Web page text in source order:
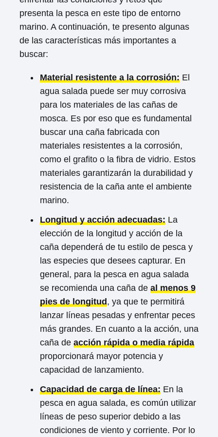
presenta la pesca en este tipo de entorno
marino. A continuación, te presento algunas
de las características más importantes a
buscar:
Material resistente a la corrosión: El
agua salada puede ser muy corrosiva
para los materiales de las cañas de
mosca. Es por eso que es fundamental
buscar una caña fabricada con
materiales resistentes a la corrosión,
como el grafito o la fibra de vidrio. Estos
materiales garantizarán la durabilidad y
resistencia de la caña ante el ambiente
marino.
Longitud y acción adecuadas: La
elección de la longitud y acción de la
caña dependerá de tu estilo de pesca y
las especies que desees capturar. En
general, para la pesca en agua salada
se recomienda una caña de al menos 9
pies de longitud, ya que te permitirá
lanzar líneas pesadas y enfrentar peces
más grandes. En cuanto a la acción, una
caña de acción rápida o media rápida
proporcionará mayor potencia y
capacidad de lanzamiento.
Capacidad de carga de línea: En la
pesca en agua salada, es común utilizar
líneas de peso superior debido a las
condiciones de viento y corriente. Por lo